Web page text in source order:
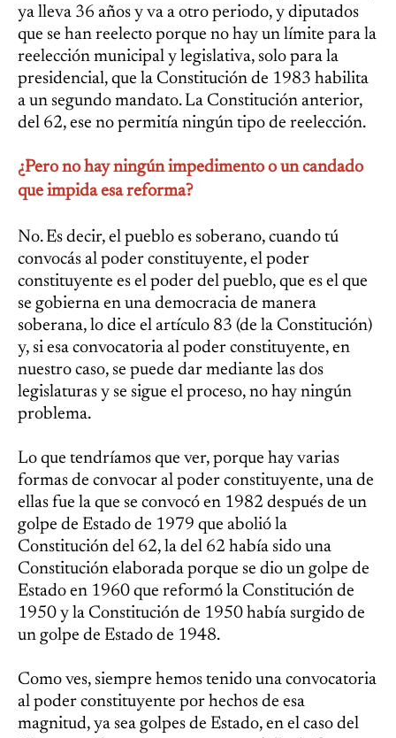
ya lleva 36 años y va a otro periodo, y diputados
que se han reelecto porque no hay un límite para la
reelección municipal y legislativa, solo para la
presidencial, que la Constitución de 1983 habilita
a un segundo mandato. La Constitución anterior,
del 62, ese no permitía ningún tipo de reelección.
¿Pero no hay ningún impedimento o un candado
que impida esa reforma?
No. Es decir, el pueblo es soberano, cuando tú
convocás al poder constituyente, el poder
constituyente es el poder del pueblo, que es el que
se gobierna en una democracia de manera
soberana, lo dice el artículo 83 (de la Constitución)
y, si esa convocatoria al poder constituyente, en
nuestro caso, se puede dar mediante las dos
legislaturas y se sigue el proceso, no hay ningún
problema.
Lo que tendríamos que ver, porque hay varias
formas de convocar al poder constituyente, una de
ellas fue la que se convocó en 1982 después de un
golpe de Estado de 1979 que abolió la
Constitución del 62, la del 62 había sido una
Constitución elaborada porque se dio un golpe de
Estado en 1960 que reformó la Constitución de
1950 y la Constitución de 1950 había surgido de
un golpe de Estado de 1948.
Como ves, siempre hemos tenido una convocatoria
al poder constituyente por hechos de esa
magnitud, ya sea golpes de Estado, en el caso del